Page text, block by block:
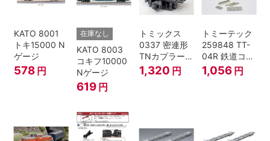
KATO 8001
トキ15000 N
ゲージ
578 円
在庫なし
KATO 8003
コキフ10000
Nゲージ
619 円
トミックス
0337 密連形
TNカプラー
(6個入・SPタ
イプ)
1,320 円
トミーテック
259848 TT-
04R 鉄道コレ
クション
1,056 円